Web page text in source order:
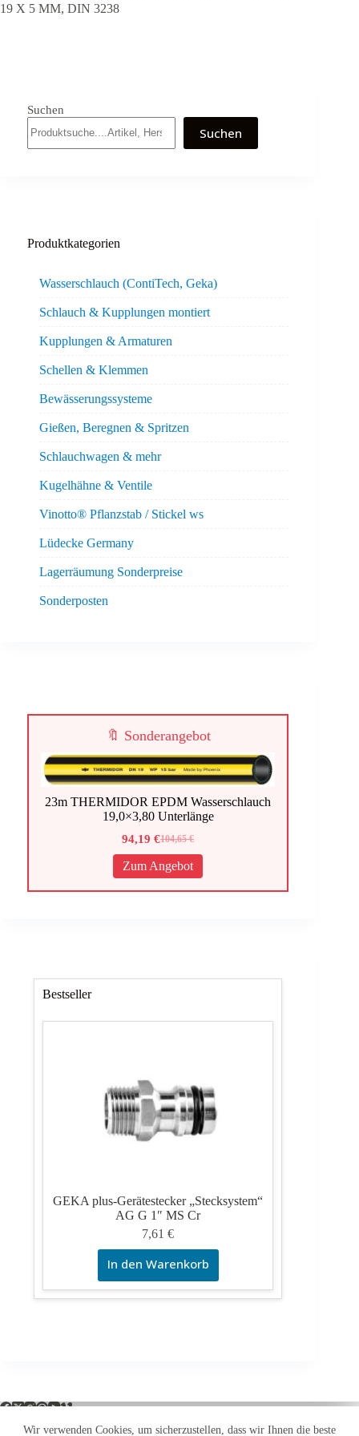
Wir verwenden Cookies, um sicherzustellen, dass wir Ihnen die beste
19 X 5 MM, DIN 3238
Suchen
Suchen
Produktkategorien
Wasserschlauch (ContiTech, Geka)
Schlauch & Kupplungen montiert
Kupplungen & Armaturen
Schellen & Klemmen
Bewässerungssysteme
Gießen, Beregnen & Spritzen
Schlauchwagen & mehr
Kugelhähne & Ventile
Vinotto® Pflanzstab / Stickel ws
Lüdecke Germany
Lagerräumung Sonderpreise
Sonderposten
🔖 Sonderangebot
23m THERMIDOR EPDM Wasserschlauch
19,0×3,80 Unterlänge
104,65€
Ursprünglicher
Preis
war:
104,65 €
94,19€Aktueller
Preis
ist:
94,19 €.
Zum Angebot
Bestseller
GEKA plus-Gerätestecker „Stecksystem“
AG G 1″ MS Cr
7,61€
In den Warenkorb